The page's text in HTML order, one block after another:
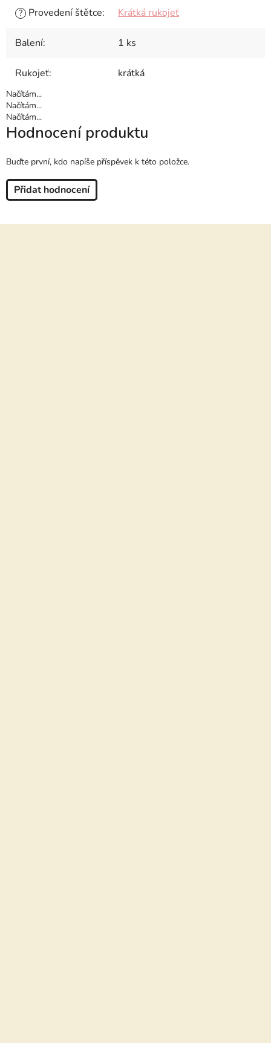
? Provedení štětce: Krátká rukojeť
Balení: 1 ks
Rukojeť: krátká
Načítám...
Načítám...
Načítám...
Hodnocení produktu
Buďte první, kdo napíše příspěvek k této položce.
Přidat hodnocení